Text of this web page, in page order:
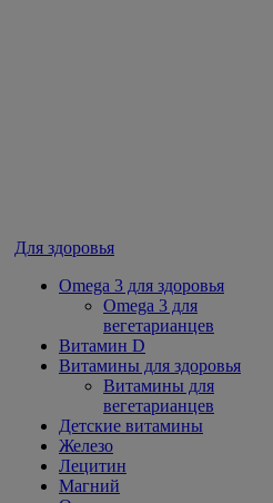
Для здоровья
Omega 3 для здоровья
Omega 3 для
вегетарианцев
Витамин D
Витамины для здоровья
Витамины для
вегетарианцев
Детские витамины
Железо
Лецитин
Магний